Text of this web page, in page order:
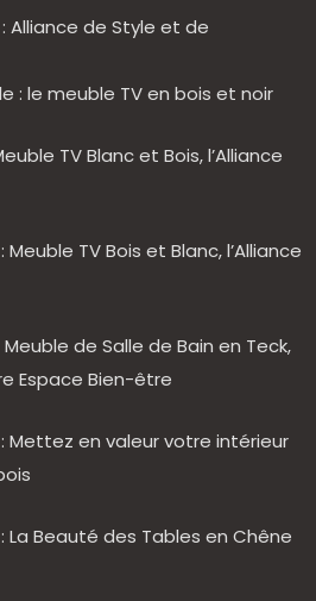
Alliance de Style et de
: le meuble TV en bois et noir
TV Blanc et Bois, l’Alliance
TV Bois et Blanc, l’Alliance
de Salle de Bain en Teck,
Espace Bien-être
Mettez en valeur votre intérieur
Beauté des Tables en Chêne